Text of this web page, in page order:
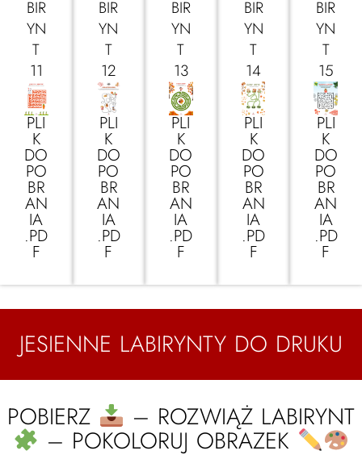
BIR
YN
T
11
PLI
K
DO
PO
BR
AN
IA
.PD
F
BIR
YN
T
12
PLI
K
DO
PO
BR
AN
IA
.PD
F
BIR
YN
T
13
PLI
K
DO
PO
BR
AN
IA
.PD
F
BIR
YN
T
14
PLI
K
DO
PO
BR
AN
IA
.PD
F
BIR
YN
T
15
PLI
K
DO
PO
BR
AN
IA
.PD
F
JESIENNE LABIRYNTY DO DRUKU
POBIERZ – ROZWIĄŻ LABIRYNT
– POKOLORUJ OBRAZEK